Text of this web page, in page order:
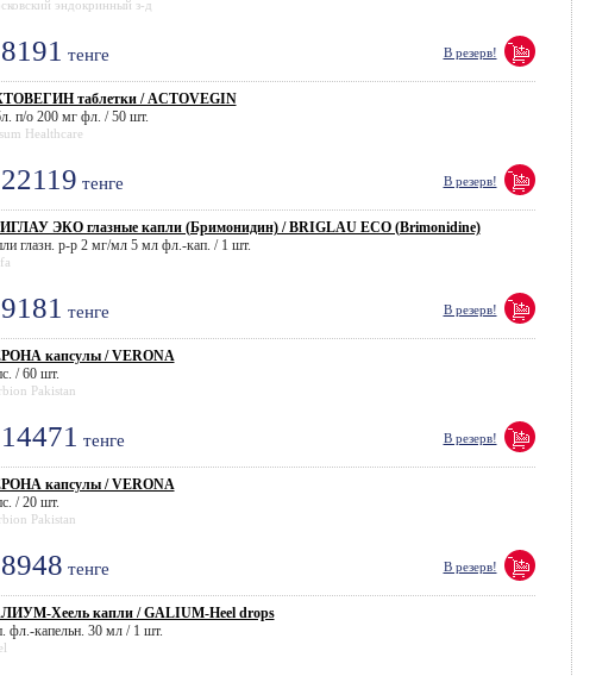
эндокринный з-д
8191 тенге В резерв!
таблетки / ACTOVEGIN
п/о 200 мг фл. / 50 шт.
Healthcare
22119 тенге В резерв!
ЭКО глазные капли (Бримонидин) / BRIGLAU ECO (Brimonidine)
глазн. р-р 2 мг/мл 5 мл фл.-кап. / 1 шт.
9181 тенге В резерв!
капсулы / VERONA
/ 60 шт.
Pakistan
14471 тенге В резерв!
капсулы / VERONA
/ 20 шт.
Pakistan
8948 тенге В резерв!
Хеель капли / GALIUM-Heel drops
фл.-капельн. 30 мл / 1 шт.